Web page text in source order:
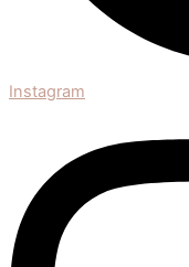
Instagram